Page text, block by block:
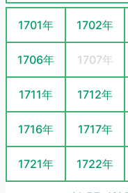
1701年 1702年
1706年 1707年
1711年 1712年
1716年 1717年
1721年 1722年